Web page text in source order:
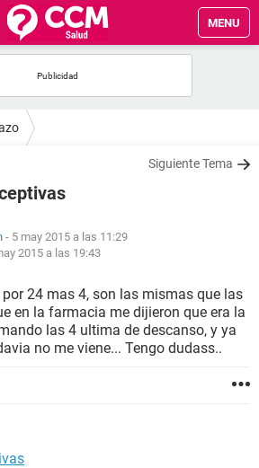
MENU
Siguiente Tema
- 5 may 2015 a las 11:29
2015 a las 19:43
24 mas 4, son las mismas que las
en la farmacia me dijieron que era la
las 4 ultima de descanso, y ya
no me viene... Tengo dudass..